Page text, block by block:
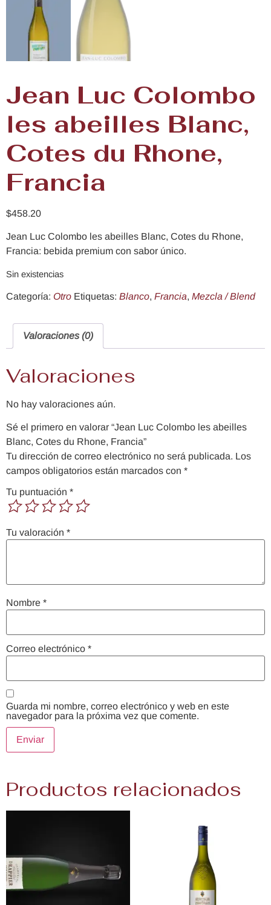
Jean Luc Colombo
les abeilles Blanc,
Cotes du Rhone,
Francia
$458.20
Jean Luc Colombo les abeilles Blanc, Cotes du Rhone,
Francia: bebida premium con sabor único.
Sin existencias
Categoría: Otro Etiquetas: Blanco, Francia, Mezcla / Blend
Valoraciones (0)
Valoraciones
No hay valoraciones aún.
Sé el primero en valorar “Jean Luc Colombo les abeilles
Blanc, Cotes du Rhone, Francia”
Tu dirección de correo electrónico no será publicada. Los
campos obligatorios están marcados con *
Tu puntuación *
Tu valoración *
Nombre *
Correo electrónico *
Guarda mi nombre, correo electrónico y web en este
navegador para la próxima vez que comente.
Productos relacionados